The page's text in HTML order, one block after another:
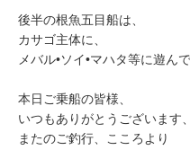
後半の根魚五目船は、
カサゴ主体に、
メバル•ソイ•マハタ等に遊ん
本日ご乗船の皆様、
いつもありがとうございます、
またのご釣行、こころより